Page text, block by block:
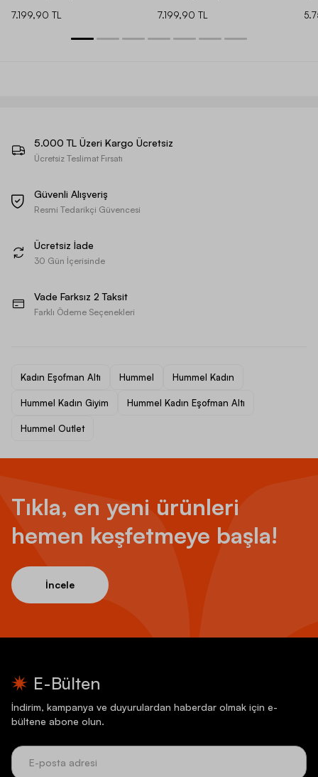
7.199,90 TL
7.199,90 TL
5.000 TL Üzeri Kargo Ücretsiz
Ücretsiz Teslimat Fırsatı
Güvenli Alışveriş
Resmi Tedarikçi Güvencesi
Ücretsiz İade
30 Gün İçerisinde
Vade Farksız 2 Taksit
Farklı Ödeme Seçenekleri
Kadın Eşofman Altı Hummel Hummel Kadın
Hummel Kadın Giyim Hummel Kadın Eşofman Altı
Hummel Outlet
Tıkla, en yeni ürünleri
hemen keşfetmeye başla!
İncele
E-Bülten
İndirim, kampanya ve duyurulardan haberdar olmak için e-
bültene abone olun.